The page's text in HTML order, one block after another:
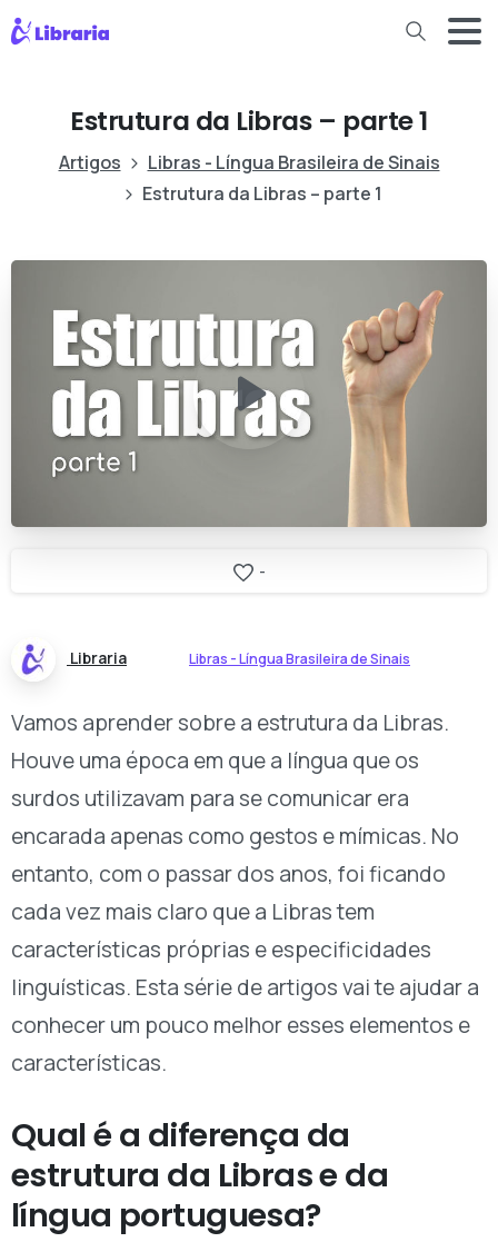
Estrutura da Libras – parte 1
Artigos
Libras - Língua Brasileira de Sinais
Estrutura da Libras – parte 1
-
Libraria Libras - Língua Brasileira de Sinais
Vamos aprender sobre a estrutura da Libras.
Houve uma época em que a língua que os
surdos utilizavam para se comunicar era
encarada apenas como gestos e mímicas. No
entanto, com o passar dos anos, foi ficando
cada vez mais claro que a Libras tem
características próprias e especificidades
linguísticas. Esta série de artigos vai te ajudar a
conhecer um pouco melhor esses elementos e
características.
Qual é a diferença da
estrutura da Libras e da
língua portuguesa?